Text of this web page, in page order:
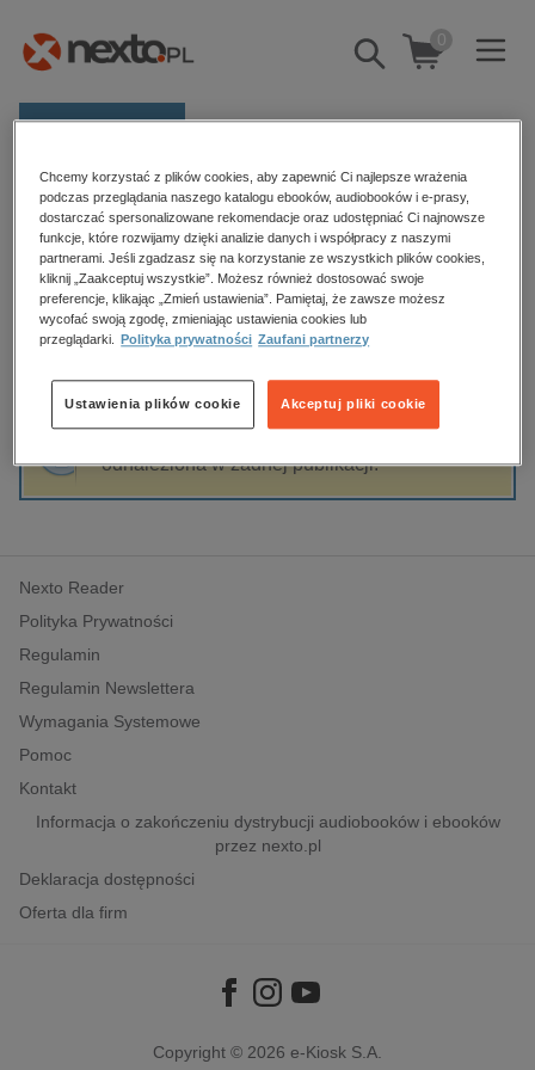
Pokaż/schowaj
wyszukiwarkę
0
E-prasa
Kategorie
Zobacz wszystkie E-prasa
budownictwo, aranżacja wnętrz
biznesowe, branżowe, gospodarka
edukacja
hobby, sport, rozrywka
komputery, internet, technologie, informatyka
polityka, społeczno-informacyjne
psychologiczne
inne
popularno-naukowe
historia
Strona główna Alfred Bester
Alfred Bester
Sortowanie Filtrowanie
odnaleziona w żadnej publikacji.
Nexto Reader
Polityka Prywatności
Regulamin
Regulamin Newslettera
Wymagania Systemowe
Pomoc
Kontakt
Informacja o zakończeniu dystrybucji audiobooków i ebooków
przez nexto.pl
Deklaracja dostępności
Oferta dla firm
Copyright © 2026 e-Kiosk S.A.
Chcemy korzystać z plików cookies, aby zapewnić Ci najlepsze wrażenia
podczas przeglądania naszego katalogu ebooków, audiobooków i e-prasy,
dostarczać spersonalizowane rekomendacje oraz udostępniać Ci najnowsze
funkcje, które rozwijamy dzięki analizie danych i współpracy z naszymi
partnerami. Jeśli zgadzasz się na korzystanie ze wszystkich plików cookies,
kliknij „Zaakceptuj wszystkie”. Możesz również dostosować swoje
preferencje, klikając „Zmień ustawienia”. Pamiętaj, że zawsze możesz
wycofać swoją zgodę, zmieniając ustawienia cookies lub
przeglądarki.
Polityka prywatności Zaufani partnerzy
Akceptuj pliki cookie
Ustawienia plików cookie